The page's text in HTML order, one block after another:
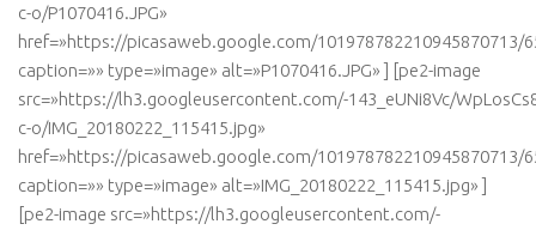
c-o/P1070416.JPG»
href=»https://picasaweb.google.com/101978782210945870713/
caption=»» type=»image» alt=»P1070416.JPG» ] [pe2-image
src=»https://lh3.googleusercontent.com/-143_eUNi8Vc/
c-o/IMG_20180222_115415.jpg»
href=»https://picasaweb.google.com/101978782210945870713/
caption=»» type=»image» alt=»IMG_20180222_115415.jpg» ]
[pe2-image src=»https://lh3.googleusercontent.com/-